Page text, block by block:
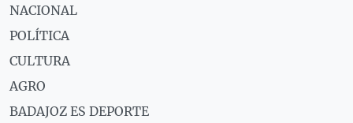
NACIONAL
POLÍTICA
CULTURA
AGRO
BADAJOZ ES DEPORTE